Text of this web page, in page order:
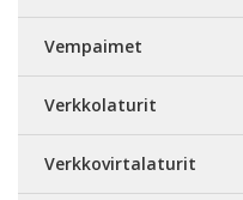
Vempaimet
Verkkolaturit
Verkkovirtalaturit